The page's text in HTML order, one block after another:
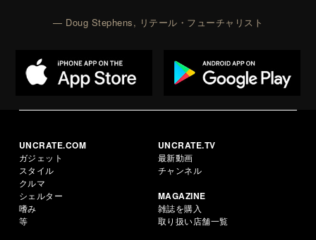
— Doug Stephens, リテール・フューチャリスト
UNCRATE.COM
ガジェット
スタイル
クルマ
シェルター
嗜み
等
UNCRATE.TV
最新動画
チャンネル
MAGAZINE
雑誌を購入
取り扱い店舗一覧